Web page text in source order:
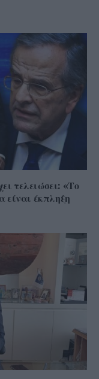
τελειώσει: «Το
είναι έκπληξη